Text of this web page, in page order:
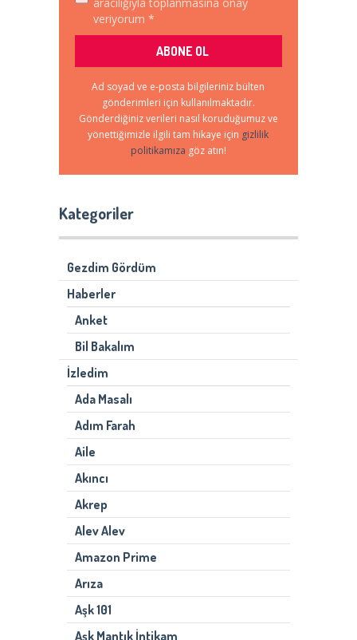
veriyorum *
Ad soyad ve e-posta bilgileriniz bülten
gönderimleri için kullanılmaktadır.
Gönderdiğiniz verileri nasıl koruduğumuz ve
yönettiğimizle ilgili tam hikaye için gizlilik
politikamıza göz atın!
Kategoriler
Gezdim Gördüm
Haberler
Anket
Bil Bakalım
İzledim
Ada Masalı
Adım Farah
Aile
Akıncı
Akrep
Alev Alev
Amazon Prime
Arıza
Aşk 101
Aşk Mantık İntikam